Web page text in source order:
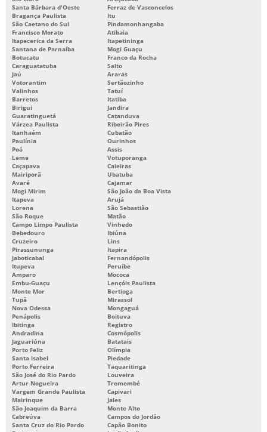
MOLDES PARA INJEÇÃO DE PEÇAS PLÁSTICAS
MOLDES PARA INJETORA DE PLÁSTICO
ONDE COMPRAR BOMBA PARA BANHEIRO QUÍMICO
ORÇAMENTO MOLDES
PEÇAS INJETADAS EM PLÁSTICO
PEÇAS PARA BANHEIRO QUÍMICO
PEÇAS PLÁSTICAS INJETADAS
PROJETO DE MOLDES PARA INJEÇÃO DE PLÁSTICOS
SERVIÇO DE INJEÇÃO DE PEÇAS PLÁSTICAS
SERVIÇO DE INJEÇÃO DE TERMOPLÁSTICOS
SERVIÇOS DE FERRAMENTÁRIA
TORNEIRA PARA LAVATÓRIO DE BANHEIRO QUÍMICO
USINAGEM DE MOLDES PARA INJEÇÃO
Santa Bárbara d'Oeste
Ferraz de Vasconcelos
Bragança Paulista
Itu
São Caetano do Sul
Pindamonhangaba
Francisco Morato
Atibaia
Itapecerica da Serra
Itapetininga
Santana de Parnaíba
Mogi Guaçu
Botucatu
Franco da Rocha
Caraguatatuba
Salto
Jaú
Araras
Votorantim
Sertãozinho
Valinhos
Tatuí
Barretos
Itatiba
Birigui
Jandira
Guaratinguetá
Catanduva
Várzea Paulista
Ribeirão Pires
Itanhaém
Cubatão
Paulínia
Ourinhos
Poá
Assis
Leme
Votuporanga
Caçapava
Caieiras
Mairiporã
Ubatuba
Avaré
Cajamar
Mogi Mirim
São João da Boa Vista
Itapeva
Arujá
Lorena
São Sebastião
São Roque
Matão
Campo Limpo Paulista
Vinhedo
Bebedouro
Ibiúna
Cruzeiro
Lins
Pirassununga
Itapira
Jaboticabal
Fernandópolis
Itupeva
Peruíbe
Amparo
Mococa
Embu-Guaçu
Lençóis Paulista
Monte Mor
Bertioga
Tupã
Mirassol
Nova Odessa
Mongaguá
Penápolis
Boituva
Ibitinga
Registro
Andradina
Cosmópolis
Jaguariúna
Batatais
Porto Feliz
Olímpia
Santa Isabel
Piedade
Porto Ferreira
Taquaritinga
São José do Rio Pardo
Louveira
Artur Nogueira
Tremembé
Vargem Grande Paulista
Capivari
Mairinque
Jales
São Joaquim da Barra
Monte Alto
Cabreúva
Campos do Jordão
Santa Cruz do Rio Pardo
Capão Bonito